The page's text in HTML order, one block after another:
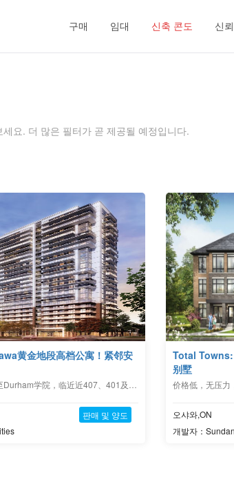
구매 임대 신축 콘도 신
요. 더 많은 필터가 곧 제공될 예정입니다.
黄金地段高档公寓！紧邻安
판매 및 양도
Total Towns:
别墅
价格低，无压力
오샤와,ON
개발자：